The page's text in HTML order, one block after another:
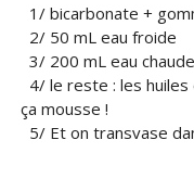
1/ bicarbonate +
2/ 50 mL eau froide
3/ 200 mL eau chaude
4/ le reste : les
ça mousse !
5/ Et on transvase